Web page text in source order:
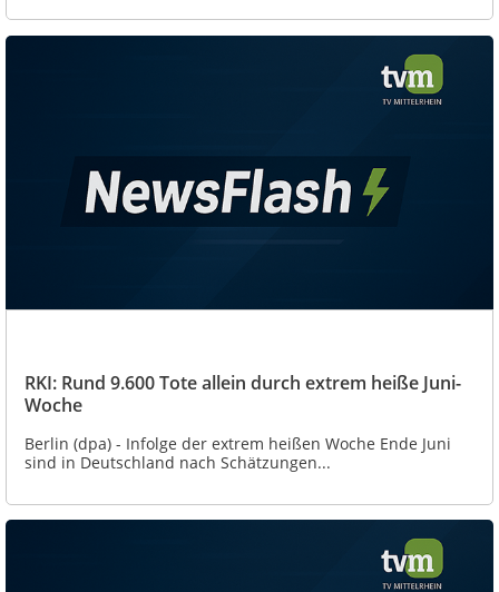
RKI: Rund 9.600 Tote allein durch extrem heiße Juni-
Woche
Berlin (dpa) - Infolge der extrem heißen Woche Ende Juni
sind in Deutschland nach Schätzungen...